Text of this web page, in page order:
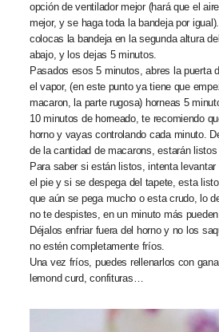
opción de ventilador mejor (hará que el
mejor, y se haga toda la bandeja por
colocas la bandeja en la segunda altura
abajo, y los dejas 5 minutos.
Pasados esos 5 minutos, abres la puerta
el vapor, (en este punto ya tiene que
macaron, la parte rugosa) horneas 5
10 minutos de horneado, te recomiendo
horno y vayas controlando cada minuto.
de la cantidad de macarons, estarán
Para saber si están listos, intenta
el pie y si se despega del tapete, esta
que aún se pega mucho o esta crudo, lo
no te despistes, en un minuto más
Déjalos enfriar fuera del horno y no los
no estén completamente fríos.
Una vez fríos, puedes rellenarlos con
lemond curd, confituras…